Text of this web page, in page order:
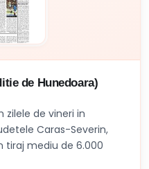
de Hunedoara)
zilele de vineri in
Caras-Severin,
tiraj mediu de 6.000